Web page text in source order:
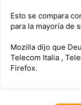
Esto se compara
para la mayoría de
Mozilla dijo que
Telecom Italia ,
Firefox.